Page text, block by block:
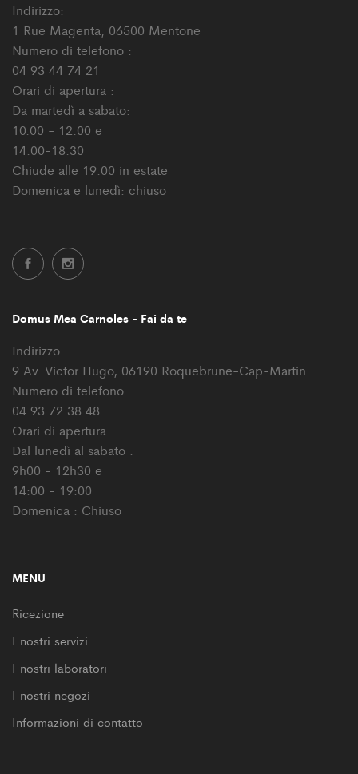
Indirizzo:
1 Rue Magenta, 06500 Mentone
Numero di telefono :
04 93 44 74 21
Orari di apertura :
Da martedì a sabato:
10.00 - 12.00 e
14.00-18.30
Chiude alle 19.00 in estate
Domenica e lunedì: chiuso
Domus Mea Carnoles - Fai da te
Indirizzo :
9 Av. Victor Hugo, 06190 Roquebrune-Cap-Martin
Numero di telefono:
04 93 72 38 48
Orari di apertura :
Dal lunedì al sabato :
9h00 - 12h30 e
14:00 - 19:00
Domenica : Chiuso
MENU
Ricezione
I nostri servizi
I nostri laboratori
I nostri negozi
Informazioni di contatto